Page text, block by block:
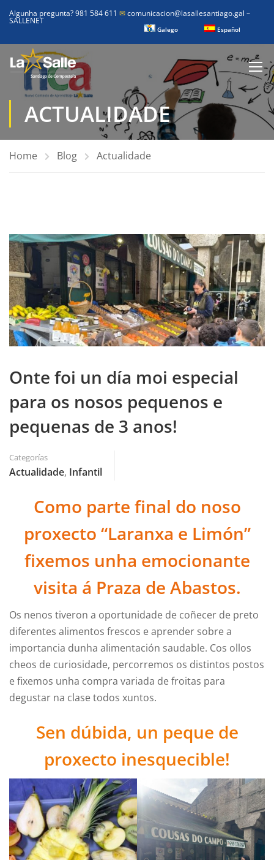
Algunha pregunta? 981 584 611 ✉comunicacion@lasallesantiago.gal –
SALLENET
Galego Español
ACTUALIDADE
Home Blog Actualidade
Onte foi un día moi especial
para os nosos pequenos e
pequenas de 3 anos!
Categorías
Actualidade, Infantil
Como parte final do noso
proxecto “Laranxa e Limón”
fixemos unha emocionante
visita á Praza de Abastos.
Os nenos tiveron a oportunidade de coñecer de preto
diferentes alimentos frescos e aprender sobre a
importancia dunha alimentación saudable. Cos ollos
cheos de curiosidade, percorremos os distintos postos
e fixemos unha compra variada de froitas para
degustar na clase todos xuntos.
Sen dúbida, un peque de
proxecto inesquecible!